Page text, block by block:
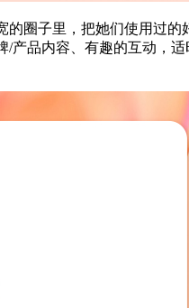
的圈子里，把她们使用过的
/产品内容、有趣的互动，适